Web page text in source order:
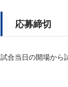
応募締切
試合当日の開場から